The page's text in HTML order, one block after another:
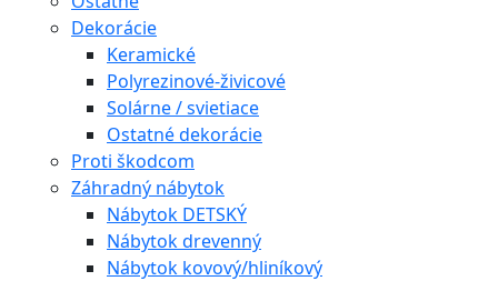
Dekorácie
Keramické
Polyrezinové-živicové
Solárne / svietiace
Ostatné dekorácie
Proti škodcom
Záhradný nábytok
Nábytok DETSKÝ
Nábytok drevenný
Nábytok kovový/hliníkový